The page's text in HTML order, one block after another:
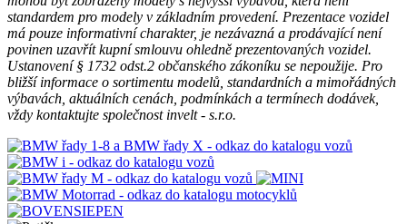
standardem pro modely v základním provedení. Prezentace vozidel
má pouze informativní charakter, je nezávazná a prodávající není
povinen uzavřít kupní smlouvu ohledně prezentovaných vozidel.
Ustanovení § 1732 odst.2 občanského zákoníku se nepoužije. Pro
bližší informace o sortimentu modelů, standardních a mimořádných
výbavách, aktuálních cenách, podmínkách a termínech dodávek,
vždy kontaktujte společnost invelt - s.r.o.